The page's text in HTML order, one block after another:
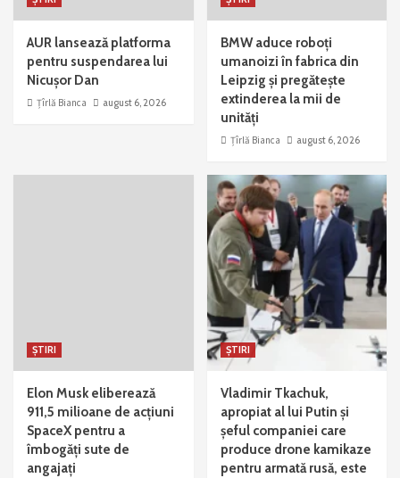
AUR lansează platforma
pentru suspendarea lui
Nicușor Dan
Țîrlă Bianca august 6, 2026
BMW aduce roboți
umanoizi în fabrica din
Leipzig și pregătește
extinderea la mii de
unități
Țîrlă Bianca august 6, 2026
ȘTIRI
Elon Musk eliberează
911,5 milioane de acțiuni
SpaceX pentru a
îmbogăți sute de
angajați
ȘTIRI
Vladimir Tkachuk,
apropiat al lui Putin și
șeful companiei care
produce drone kamikaze
pentru armată rusă, este